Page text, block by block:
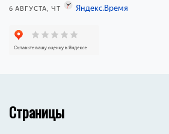
Страницы